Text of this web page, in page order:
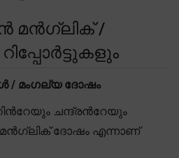
മൻഗ്ലിക് /
/ മംഗല്യ ദോഷം
ചന്ദ്രന്‍റേയും
ദോഷം എന്നാണ്